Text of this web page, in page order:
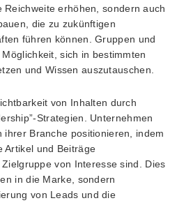
erhöhen, sondern auch
die zu zukünftigen
führen können. Gruppen und
sich in bestimmten
und Wissen auszutauschen.
von Inhalten durch
Strategien. Unternehmen
ihrer Branche positionieren, indem
Artikel und Beiträge
von Interesse sind. Dies
in die Marke, sondern
von Leads und die